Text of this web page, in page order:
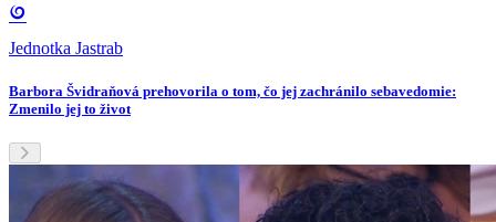
Jednotka Jastrab
Barbora Švidraňová prehovorila o tom, čo jej zachránilo sebavedomie:
Zmenilo jej to život